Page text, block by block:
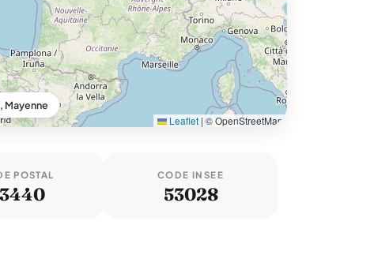
Leaflet | © OpenStreetMap
Mayenne
POSTAL CODE INSEE
53028